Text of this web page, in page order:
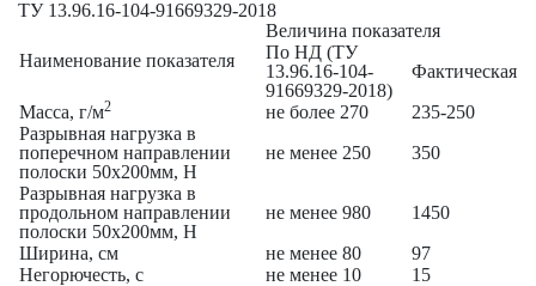
ТУ 13.96.16-104-91669329-2018
Наименование показателя
Величина показателя
По НД (ТУ
13.96.16-104-
91669329-2018)
Фактическая
Масса, г/м2 не более 270
235-250
Разрывная нагрузка в
поперечном направлении
полоски 50х200мм, Н
не менее 250
350
Разрывная нагрузка в
продольном направлении
полоски 50х200мм, Н
не менее 980
1450
Ширина, см
не менее 80
97
Негорючесть, с
не менее 10 15